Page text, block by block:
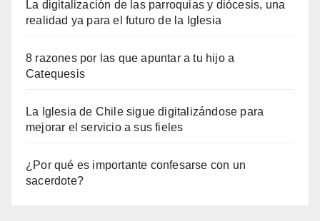
La digitalización de las parroquias y diócesis, una
realidad ya para el futuro de la Iglesia
8 razones por las que apuntar a tu hijo a
Catequesis
La Iglesia de Chile sigue digitalizándose para
mejorar el servicio a sus fieles
¿Por qué es importante confesarse con un
sacerdote?